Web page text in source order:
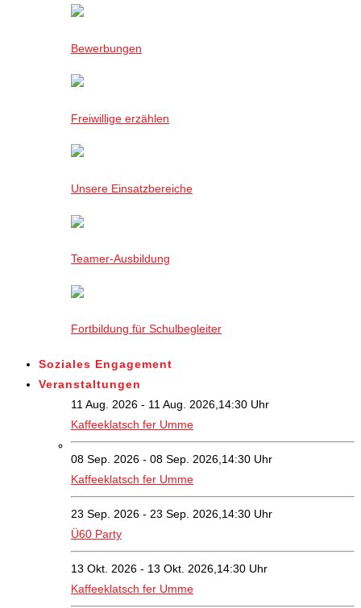
Bewerbungen
Freiwillige erzählen
Unsere Einsatzbereiche
Teamer-Ausbildung
Fortbildung für Schulbegleiter
Soziales Engagement
Veranstaltungen
11 Aug. 2026 - 11 Aug. 2026,14:30 Uhr
Kaffeeklatsch fer Umme
08 Sep. 2026 - 08 Sep. 2026,14:30 Uhr
Kaffeeklatsch fer Umme
23 Sep. 2026 - 23 Sep. 2026,14:30 Uhr
Ü60 Party
13 Okt. 2026 - 13 Okt. 2026,14:30 Uhr
Kaffeeklatsch fer Umme